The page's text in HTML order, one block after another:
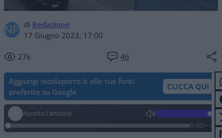
di Redazione
17 Giugno 2023, 17:00
27k 46
Aggiungi nicolaporro.it alle tue fonti
preferite su Google
CLICCA QUI
Ascolta l'articolo
0:00/--:--